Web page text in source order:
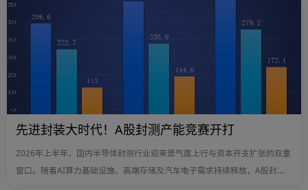
业借势腾飞，有的企业深陷亏损泥潭，甚至同一赛道内的企业交出了天壤之
别的答卷。这种冰火两重天的格局，恰恰揭示了第三代半导体行业正从早期
的主题投资阶段，迈入真正考验企业综合竞争力的分化期。
先进封装大时代！A股封测产能竞赛开打
2026年上半年，国内半导体封测行业迎来景气度上行与资本开支扩张的双重
窗口。随着AI算力基础设施、高端存储及汽车电子需求持续释放，A股封测